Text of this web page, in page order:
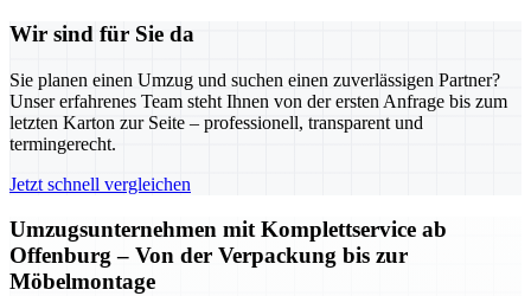
Wir sind für Sie da
Sie planen einen Umzug und suchen einen zuverlässigen Partner?
Unser erfahrenes Team steht Ihnen von der ersten Anfrage bis zum
letzten Karton zur Seite – professionell, transparent und
termingerecht.
Jetzt schnell vergleichen
Umzugsunternehmen mit Komplettservice ab
Offenburg – Von der Verpackung bis zur
Möbelmontage